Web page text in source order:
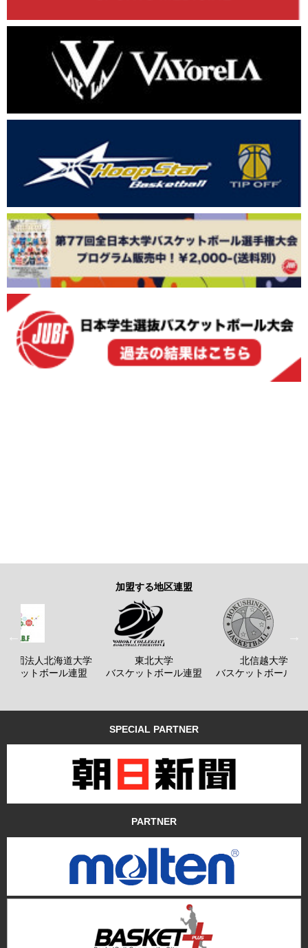
加盟する地区連盟
社団法人北海道大学
ケットボール連盟
東北大学
バスケットボール連盟
北信越大学
バスケットボール連
SPECIAL PARTNER
PARTNER